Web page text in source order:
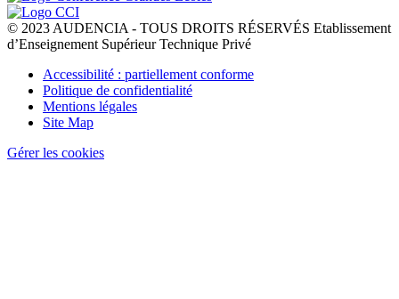
© 2023 AUDENCIA - TOUS DROITS RÉSERVÉS Etablissement
d’Enseignement Supérieur Technique Privé
Pied
page
Accessibilité : partiellement conforme
Politique de confidentialité
Mentions légales
Site Map
Gérer les cookies